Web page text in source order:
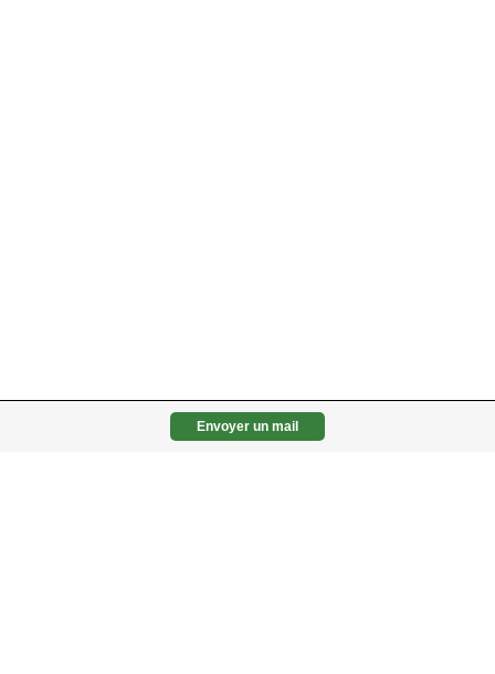
Envoyer un mail